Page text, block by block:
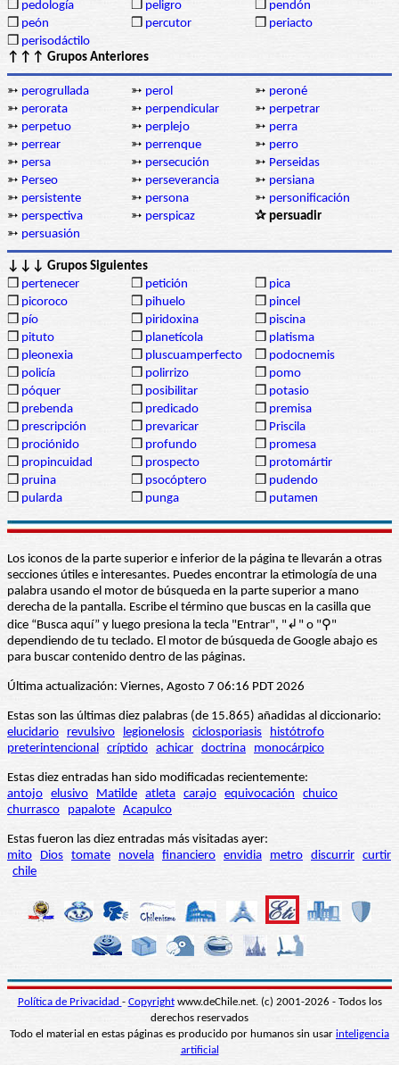
❒ pedología ❒ peligro ❒ pendón
❒ peón ❒ percutor ❒ periacto
❒ perisodáctilo
↑↑↑ Grupos Anteriores
➳ perogrullada ➳ perol ➳ peroné
➳ perorata ➳ perpendicular ➳ perpetrar
➳ perpetuo ➳ perplejo ➳ perra
➳ perrear ➳ perrenque ➳ perro
➳ persa ➳ persecución ➳ Perseidas
➳ Perseo ➳ perseverancia ➳ persiana
➳ persistente ➳ persona ➳ personificación
➳ perspectiva ➳ perspicaz
✰ persuadir
➳ persuasión
↓↓↓ Grupos Siguientes
❒ pertenecer ❒ petición ❒ pica
❒ picoroco ❒ pihuelo ❒ pincel
❒ pío ❒ piridoxina ❒ piscina
❒ pituto ❒ planetícola ❒ platisma
❒ pleonexia ❒ pluscuamperfecto ❒ podocnemis
❒ policía ❒ polirrizo ❒ pomo
❒ póquer ❒ posibilitar ❒ potasio
❒ prebenda ❒ predicado ❒ premisa
❒ prescripción ❒ prevaricar ❒ Priscila
❒ prociónido ❒ profundo ❒ promesa
❒ propincuidad ❒ prospecto ❒ protomártir
❒ pruina ❒ psocóptero ❒ pudendo
❒ pularda ❒ punga ❒ putamen
Los iconos de la parte superior e inferior de la página te llevarán a otras
secciones útiles e interesantes. Puedes encontrar la etimología de una
palabra usando el motor de búsqueda en la parte superior a mano
derecha de la pantalla. Escribe el término que buscas en la casilla que
dice “Busca aquí” y luego presiona la tecla "Entrar", "↲" o "⚲"
dependiendo de tu teclado. El motor de búsqueda de Google abajo es
para buscar contenido dentro de las páginas.
Última actualización: Viernes, Agosto 7 06:16 PDT 2026
Estas son las últimas diez palabras (de 15.865) añadidas al diccionario:
elucidario
revulsivo legionelosis ciclosporiasis
histótrofo
preterintencional críptido achicar doctrina monocárpico
Estas diez entradas han sido modificadas recientemente:
antojo elusivo Matilde atleta carajo equivocación
chuico
churrasco
papalote Acapulco
Estas fueron las diez entradas más visitadas ayer:
mito
Dios tomate novela financiero envidia metro discurrir curtir
chile
Política de Privacidad - Copyrightwww.deChile.net. (c) 2001-2026 - Todos los
derechos reservados
Todo el material en estas páginas es producido por humanos sin usar inteligencia
artificial